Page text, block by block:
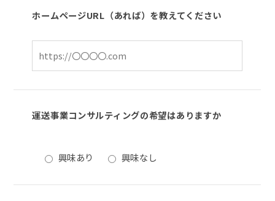
ホームページURL（あれば）を教えてください
運送事業コンサルティングの希望はありますか
興味あり 興味なし